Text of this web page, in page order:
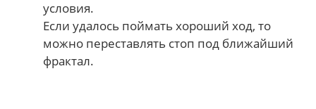
условия.
Если удалось поймать хороший ход, то
можно переставлять стоп под ближайший
фрактал.